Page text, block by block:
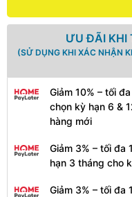
ƯU ĐÃI KHI
(SỬ DỤNG KHI XÁC NHẬN
Giảm 10% – tối
chọn kỳ hạn 6 &
hàng mới
Giảm 3% – tối
hạn 3 tháng cho
Giảm 3% – tối